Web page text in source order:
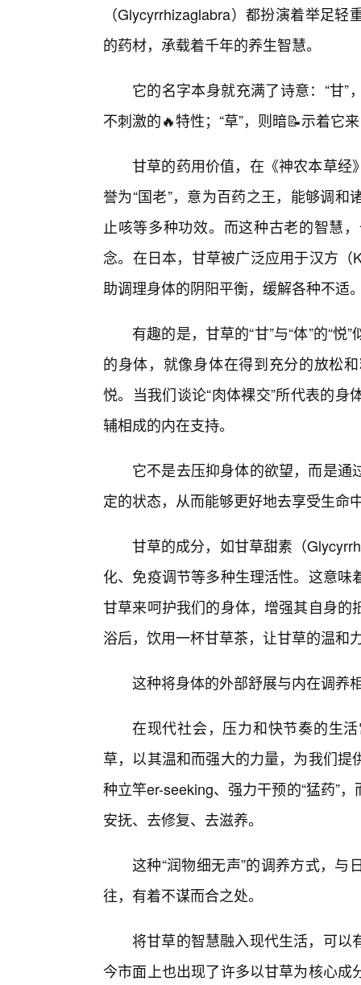
（Glycyrrhizaglabra）都扮演着举足
的药材，承载着千年的养生智慧。
它的名字本身就充满了诗意：“甘
不刺激的🔥特性；“草”，则暗📝示着它
甘草的药用价值，在《神农本草经
誉为“国老”，意为百药之王，能够调
止咳等多种功效。而这种古老的智慧
念。在日本，甘草被广泛应用于汉方
助调理身体的阴阳平衡，缓解各种不适
有趣的是，甘草的“甘”与“体”的“
的身体，就像身体在得到充分的放松
悦。当我们谈论“肉体裸交”所代表的
辅相成的内在支持。
它不是去压抑身体的欲望，而是
定的状态，从而能够更好地去享受生命
甘草的成分，如甘草甜素（
化、免疫调节等多种生理活性。这意
甘草来呵护我们的身体，增强其自身
浴后，饮用一杯甘草茶，让甘草的温和
这种将身体的外部舒展与内在调养
在现代社会，压力和快节奏的生
草，以其温和而强大的力量，为我们
种立竿er-seeking、强力干预的“猛药”
安抚、去修复、去滋养。
这种“润物细无声”的调养方式，
往，有着不谋而合之处。
将甘草的智慧融入现代生活，可以
今市面上也出现了许多以甘草为核心